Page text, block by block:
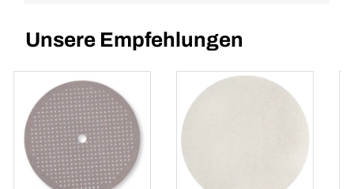
Unsere Empfehlungen